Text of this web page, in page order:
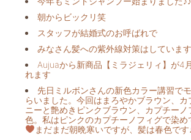
朝からビックリ️笑
スタッフが結婚式のお呼ばれで
みなさん髪への紫外線対策はしていま
Aujuaから新商品【ミラジェリィ】が4
れます
先日ミルボンさんの新色カラー講習で
らいました。今回はまろやかブラウン、カ
ニーと艶めきピンクブラウン、カプチー
色。私はピンクのカプチーノフィグで染め
まだまだ朝晩寒いですが、髪は春色です